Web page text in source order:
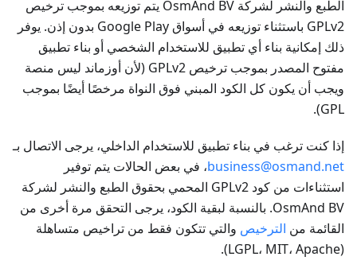
الطبع والنشر لشركة OsmAnd BV يتم توزيعه بموجب ترخيص
GPLv2 باستثناء توزيعه في أسواق Google Play بدون إذن. يوفر
ذلك إمكانية بناء أي تطبيق للاستخدام الشخصي أو بناء تطبيق
مفتوح المصدر بموجب ترخيص GPLv2 (لأن أوزماند ليس منصة
ويجب أن يكون كل الكود المبني فوق النواة مرخصًا أيضًا بموجب
GPL).
إذا كنت ترغب في بناء تطبيق للاستخدام الداخلي، يرجى الاتصال بـ
business@osmand.net، في بعض الحالات يتم توفير
استثناءات من كود GPLv2 المحمي بحقوق الطبع والنشر لشركة
OsmAnd BV. بالنسبة لبقية الكود، يرجى التحقق مرة أخرى من
القائمة من الترخيص والتي تتكون فقط من تراخيص متساهلة
(LGPL، MIT، Apache).